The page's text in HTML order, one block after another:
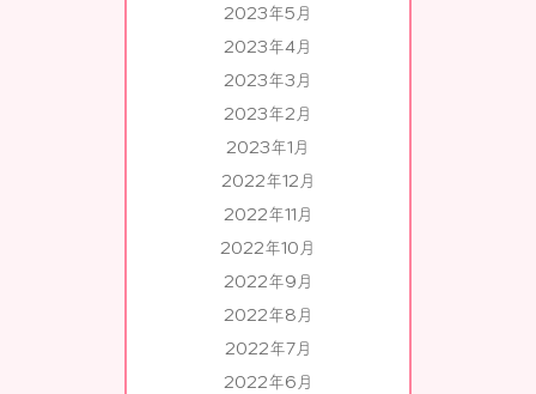
2023年5月
2023年4月
2023年3月
2023年2月
2023年1月
2022年12月
2022年11月
2022年10月
2022年9月
2022年8月
2022年7月
2022年6月